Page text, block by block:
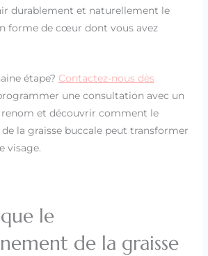
durablement et naturellement le
forme de cœur dont vous avez
étape? Contactez-nous dès
une consultation avec un
et découvrir comment le
la graisse buccale peut transformer
visage.
le
de la graisse